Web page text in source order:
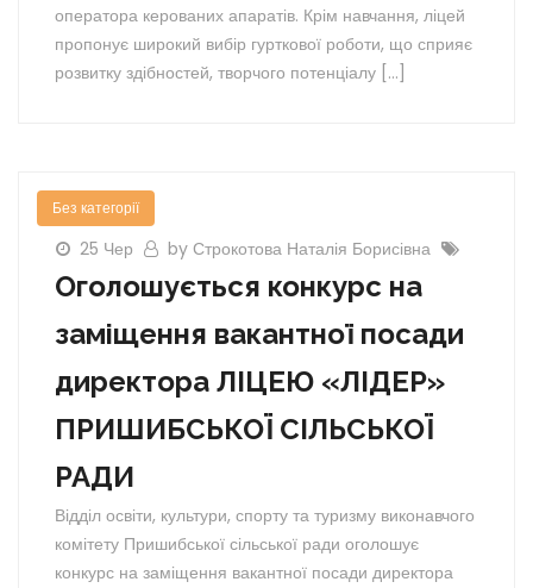
оператора керованих апаратів. Крім навчання, ліцей
пропонує широкий вибір гурткової роботи, що сприяє
розвитку здібностей, творчого потенціалу […]
Без категорії
25 Чер by Строкотова Наталія Борисівна
Оголошується конкурс на
заміщення вакантної посади
директора ЛІЦЕЮ «ЛІДЕР»
ПРИШИБСЬКОЇ СІЛЬСЬКОЇ
РАДИ
Відділ освіти, культури, спорту та туризму виконавчого
комітету Пришибської сільської ради оголошує
конкурс на заміщення вакантної посади директора